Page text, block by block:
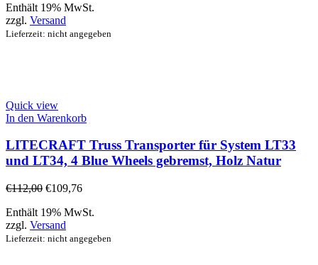
Enthält 19% MwSt.
zzgl. Versand
Lieferzeit: nicht angegeben
Quick view
In den Warenkorb
LITECRAFT Truss Transporter für System LT33
und LT34, 4 Blue Wheels gebremst, Holz Natur
€112,00 €109,76
Enthält 19% MwSt.
zzgl. Versand
Lieferzeit: nicht angegeben